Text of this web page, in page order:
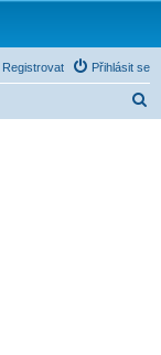
Přihlásit se
Registrovat